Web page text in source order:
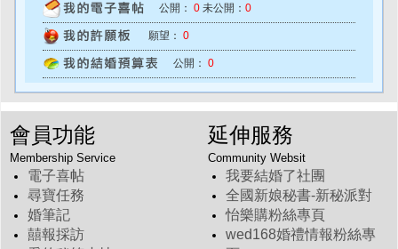
公開： 0 未公開： 0
願望： 0
公開： 0
會員功能
Membership Service
電子喜帖
尋寶任務
婚筆記
囍報採訪
延伸服務
Community Websit
我要結婚了社團
全國新娘秘書-新秘派對
怡樂購粉絲專頁
wed168婚禮情報粉絲專